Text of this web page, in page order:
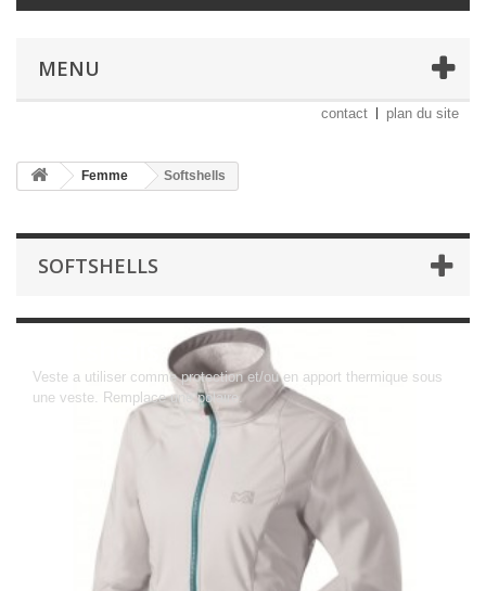
MENU
contact plan du site
Femme Softshells
SOFTSHELLS
Veste a utiliser comme protection et/ou en apport thermique sous
une veste. Remplace une polaire.